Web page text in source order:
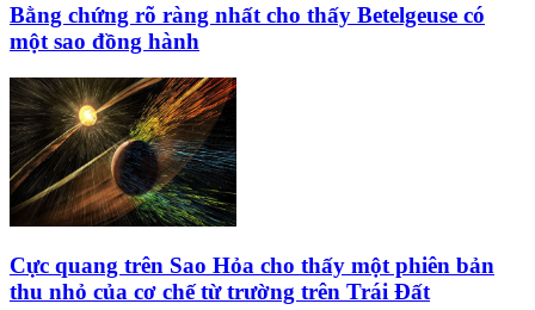
Bằng chứng rõ ràng nhất cho thấy Betelgeuse có
một sao đồng hành
Cực quang trên Sao Hỏa cho thấy một phiên bản
thu nhỏ của cơ chế từ trường trên Trái Đất